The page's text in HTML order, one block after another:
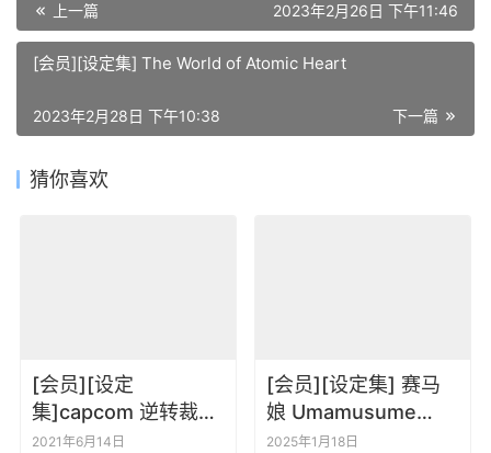
上一篇 2023年2月26日 下午11:46
[会员][设定集] The World of Atomic Heart
下一篇
2023年2月28日 下午10:38
猜你喜欢
[会员][设定
集]capcom 逆转裁判
6 公式设定+特典画集
2021年6月14日
[会员][设定集] 赛马
娘 Umamusume
Pretty Derby
2025年1月18日